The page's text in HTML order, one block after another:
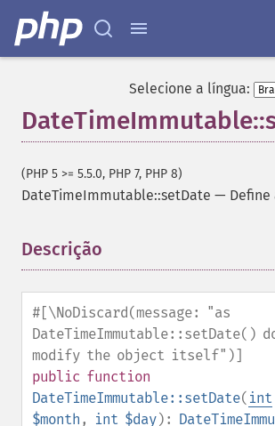
Selecione a língua:
(PHP 5 >= 5.5.0, PHP 7, PHP 8)
DateTimeImmutable::setDate —
Descrição
#[\NoDiscard(message: "as
DateTimeImmutable::setDate()
modify the object itself")]
public function
DateTimeImmutable::setDate( int
$month , int $day):